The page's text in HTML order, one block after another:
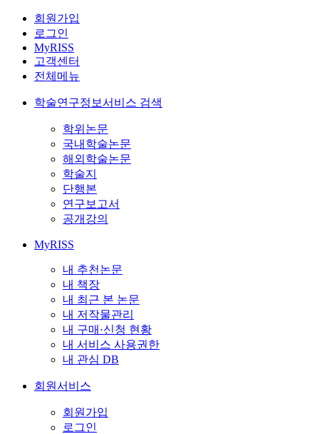
회원가입
로그인
MyRISS
고객센터
전체메뉴
학술연구정보서비스 검색
학위논문
국내학술논문
해외학술논문
학술지
단행본
연구보고서
공개강의
MyRISS
내 추천논문
내 책장
내 최근 본 논문
내 저작물관리
내 구매·신청 현황
내 서비스 사용권한
내 관심 DB
회원서비스
회원가입
로그인